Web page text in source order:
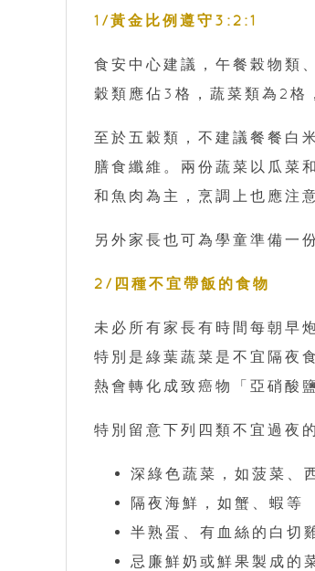
1/黃金比例遵守3:2:1
食安中心建議，午餐榖物類
穀類應佔3格，蔬菜類為2格
至於五穀類，不建議餐餐白
膳食纖維。兩份蔬菜以瓜菜
和魚肉為主，烹調上也應注
另外家長也可為學童準備一
2/四種不宜帶飯的食物
未必所有家長有時間每朝早
特別是綠葉蔬菜是不宜隔夜
熱會轉化成致癌物「亞硝酸
特別留意下列四類不宜過夜
深綠色蔬菜，如菠菜、
隔夜海鮮，如蟹、蝦等
半熟蛋、有血絲的白切
忌廉鮮奶或鮮果製成的